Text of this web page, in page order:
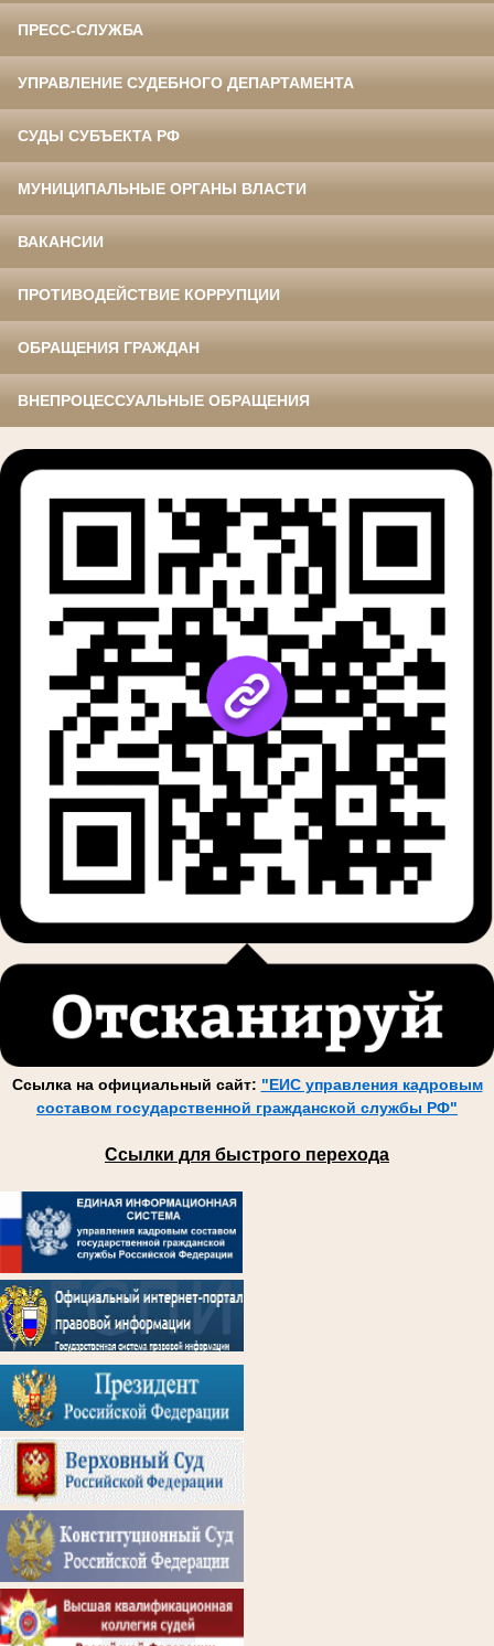
ПРЕСС-СЛУЖБА
УПРАВЛЕНИЕ СУДЕБНОГО ДЕПАРТАМЕНТА
СУДЫ СУБЪЕКТА РФ
МУНИЦИПАЛЬНЫЕ ОРГАНЫ ВЛАСТИ
ВАКАНСИИ
ПРОТИВОДЕЙСТВИЕ КОРРУПЦИИ
ОБРАЩЕНИЯ ГРАЖДАН
ВНЕПРОЦЕССУАЛЬНЫЕ ОБРАЩЕНИЯ
Ссылка на официальный сайт: "ЕИС управления кадровым
составом государственной гражданской службы РФ"
Ссылки для быстрого перехода